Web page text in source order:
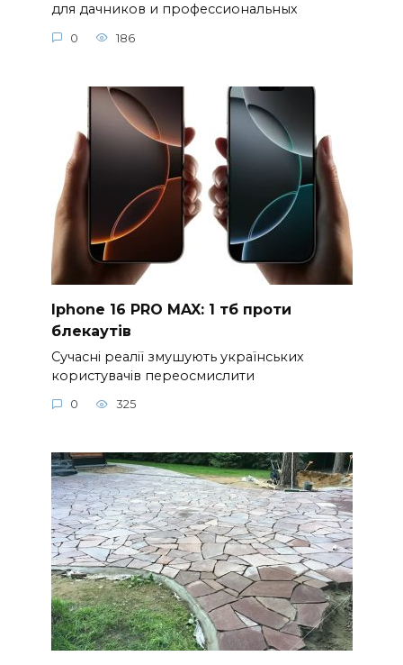
для дачников и профессиональных
0 186
Iphone 16 PRO MAX: 1 тб проти
блекаутів
Сучасні реалії змушують українських
користувачів переосмислити
0 325